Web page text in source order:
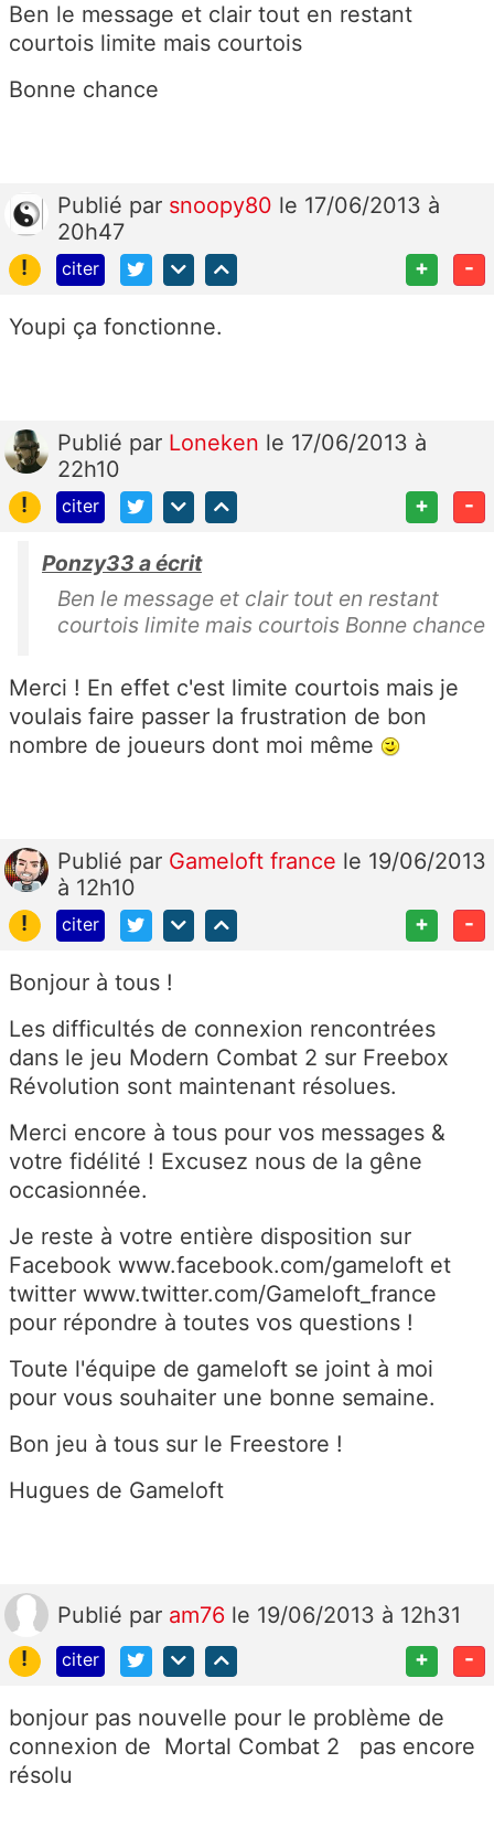
Ben le message et clair tout en restant
courtois limite mais courtois
Bonne chance
Publié par snoopy80 le 17/06/2013 à
20h47
!
citer + -
Youpi ça fonctionne.
Publié par Loneken le 17/06/2013 à
22h10
!
citer + -
Ponzy33 a écrit
Ben le message et clair tout en restant
courtois limite mais courtois Bonne chance
Merci ! En effet c'est limite courtois mais je
voulais faire passer la frustration de bon
nombre de joueurs dont moi même
Publié par Gameloft france le 19/06/2013
à 12h10
!
citer + -
Bonjour à tous !
Les difficultés de connexion rencontrées
dans le jeu Modern Combat 2 sur Freebox
Révolution sont maintenant résolues.
Merci encore à tous pour vos messages &
votre fidélité ! Excusez nous de la gêne
occasionnée.
Je reste à votre entière disposition sur
Facebook www.facebook.com/gameloft et
twitter www.twitter.com/Gameloft_france
pour répondre à toutes vos questions !
Toute l'équipe de gameloft se joint à moi
pour vous souhaiter une bonne semaine.
Bon jeu à tous sur le Freestore !
Hugues de Gameloft
Publié par am76 le 19/06/2013 à 12h31
!
citer + -
bonjour pas nouvelle pour le problème de
connexion de Mortal Combat 2 pas encore
résolu